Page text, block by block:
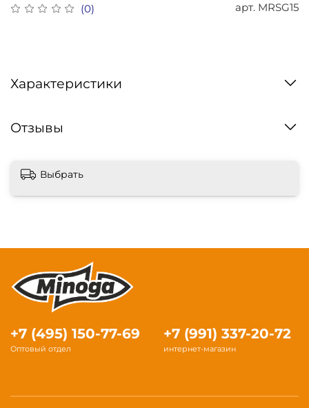
(0) арт. MRSG15
Характеристики
Отзывы
Выбрать
+7 (495) 150-77-69
Оптовый отдел
+7 (991) 337-20-72
интернет-магазин